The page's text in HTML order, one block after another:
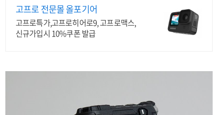
고프로 전문몰 올포기어
고프로특가,고프로히어로9, 고프로맥스,
신규가입시 10%쿠폰 발급